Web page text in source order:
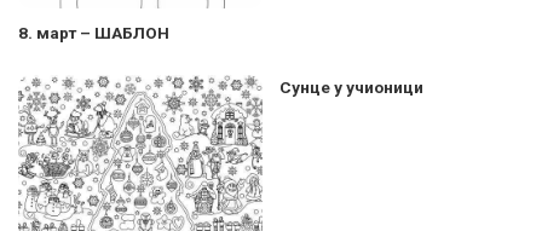
8. март – ШАБЛОН
Сунце у учионици